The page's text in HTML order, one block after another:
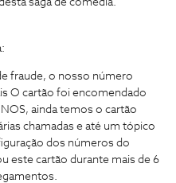
saga de comédia.
fraude, o nosso número
O cartão foi encomendado
ainda temos o cartão
chamadas e até um tópico
dos números do
este cartão durante mais de 6